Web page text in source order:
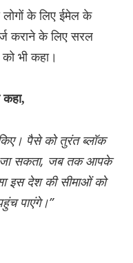
के लिए ईमेल के
कराने के लिए सरल
भी कहा।
पैसे को तुरंत ब्लॉक
जा सकता, जब तक आपके
इस देश की सीमाओं को
पाएंगे।”